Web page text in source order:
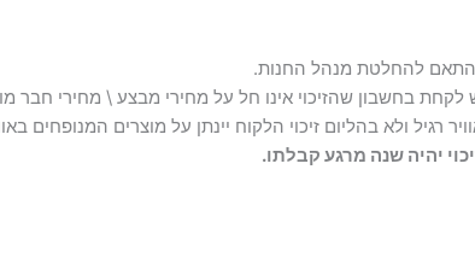
בהתאם להחלטת מנהל החנות.
לקחת בחשבון שהזיכוי אינו חל על מחירי מבצע \ מחירי חבר
רגיל ולא בהליום זיכוי הלקוח יינתן על מוצרים המנופחים
יהיה שנה מרגע קבלתו.